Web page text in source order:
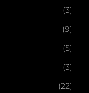
(3)
(9)
(5)
(3)
(22)